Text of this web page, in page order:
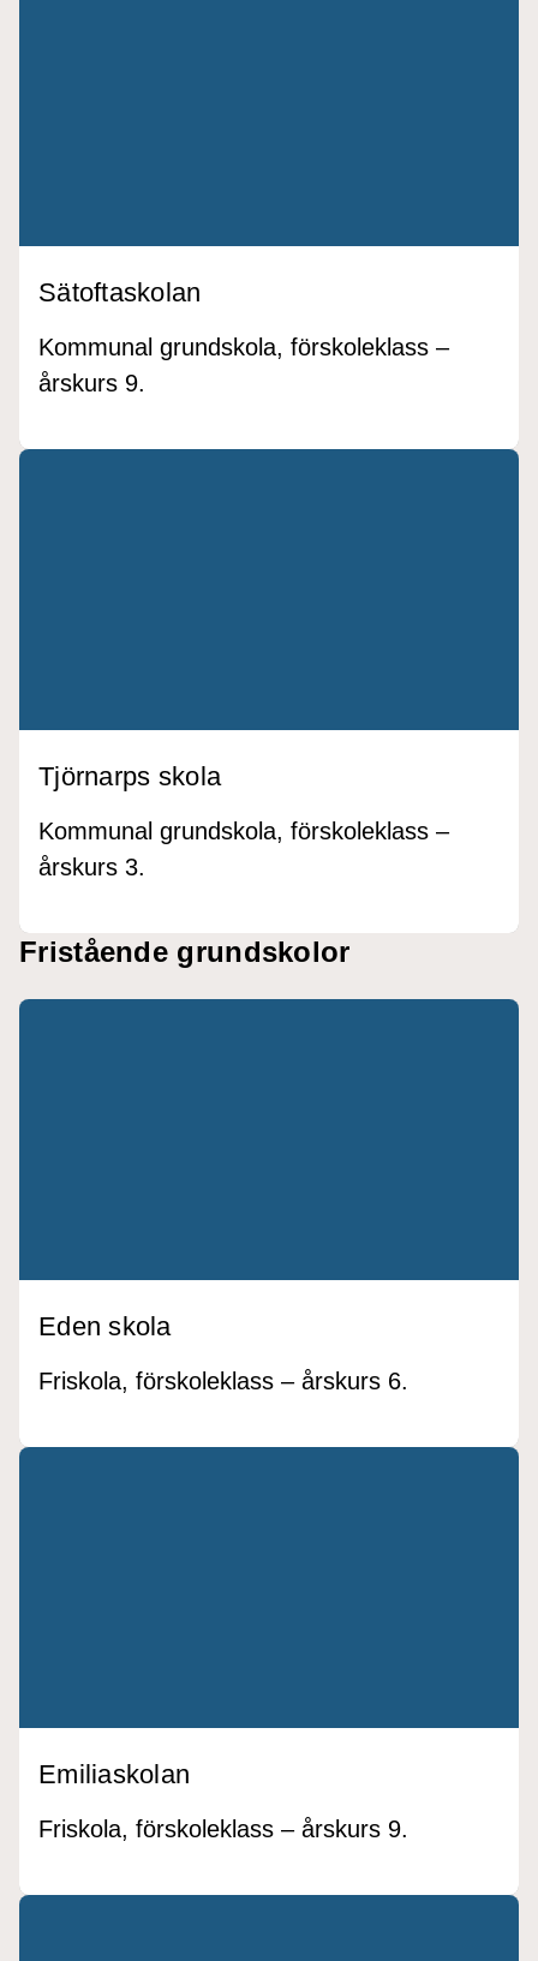
Sätoftaskolan
Kommunal grundskola, förskoleklass –
årskurs 9.
Tjörnarps skola
Kommunal grundskola, förskoleklass –
årskurs 3.
Fristående grundskolor
Eden skola
Friskola, förskoleklass – årskurs 6.
Emiliaskolan
Friskola, förskoleklass – årskurs 9.